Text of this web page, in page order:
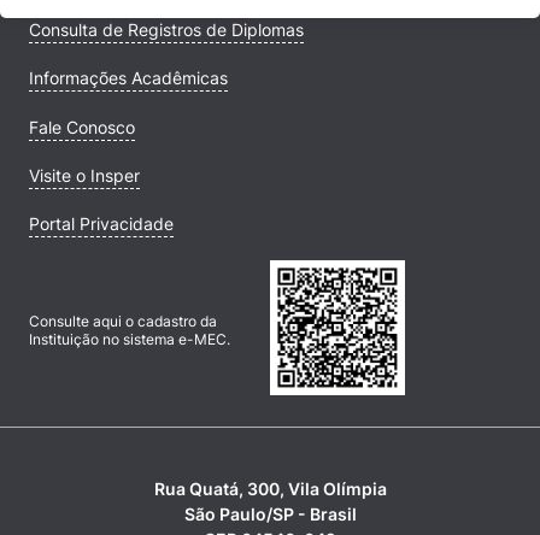
Consulta de Registros de Diplomas
Informações Acadêmicas
Fale Conosco
Visite o Insper
Portal Privacidade
Consulte aqui o cadastro da
Instituição no sistema e-MEC.
Rua Quatá, 300, Vila Olímpia
São Paulo/SP - Brasil